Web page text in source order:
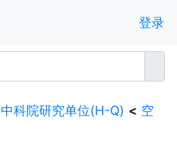
登录
中科院研究单位(H-Q) < 空